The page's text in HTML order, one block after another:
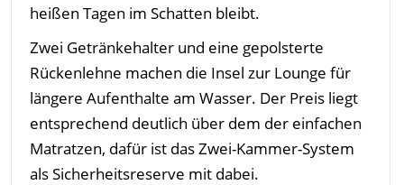
heißen Tagen im Schatten bleibt.
Zwei Getränkehalter und eine gepolsterte
Rückenlehne machen die Insel zur Lounge für
längere Aufenthalte am Wasser. Der Preis liegt
entsprechend deutlich über dem der einfachen
Matratzen, dafür ist das Zwei-Kammer-System
als Sicherheitsreserve mit dabei.